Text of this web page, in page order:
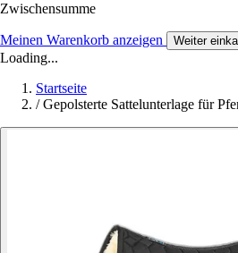
Zwischensumme
Meinen Warenkorb anzeigen Weiter
Loading...
Startseite
/ Gepolsterte Sattelunterlage für